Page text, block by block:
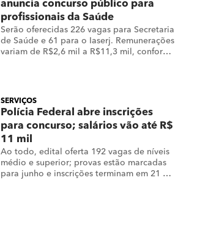
anuncia concurso público para
profissionais da Saúde
Serão oferecidas 226 vagas para Secretaria
de Saúde e 61 para o Iaserj. Remunerações
variam de R$2,6 mil a R$11,3 mil, conforme
SERVIÇOS
Polícia Federal abre inscrições
para concurso; salários vão até R$
11 mil
Ao todo, edital oferta 192 vagas de níveis
médio e superior; provas estão marcadas
para junho e inscrições terminam em 21 de